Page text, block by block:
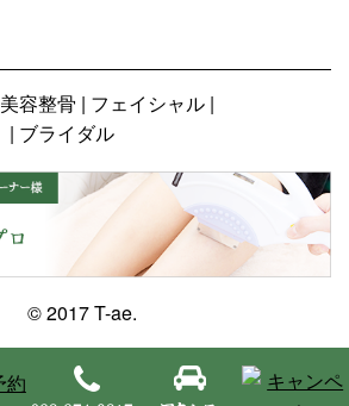
美容整骨
フェイシャル
ブライダル
© 2017 T-ae.